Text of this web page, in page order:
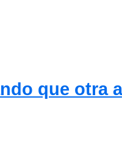
que otra